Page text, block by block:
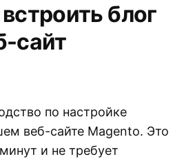
блог
сайт
по настройке
веб-сайте Magento. Это
и не требует